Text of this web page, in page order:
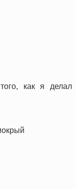
как я делал